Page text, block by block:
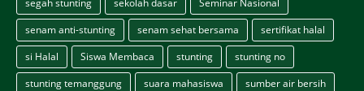
senam anti-stunting
senam sehat bersama
sertifikat halal
si Halal
Siswa Membaca stunting
stunting no
stunting temanggung
suara mahasiswa
sumber air bersih